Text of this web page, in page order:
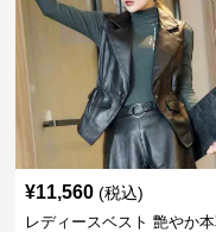
¥11,560 (税込)
レディースベスト 艶やか